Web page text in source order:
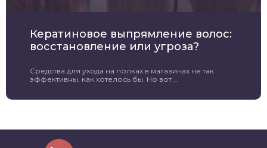
Кератиновое выпрямление волос:
восстановление или угроза?
Средства для ухода на полках в магазинах не так
эффективны, как хотелось бы. Но вот ...